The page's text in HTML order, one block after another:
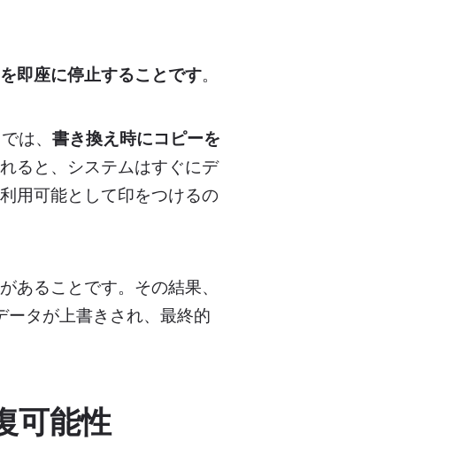
即座に停止することです。
は、 書き換え時にコピーを
ると、システムはすぐにデ
用可能として印をつけるの
あることです。その結果、
ータが上書きされ、最終的
可能性